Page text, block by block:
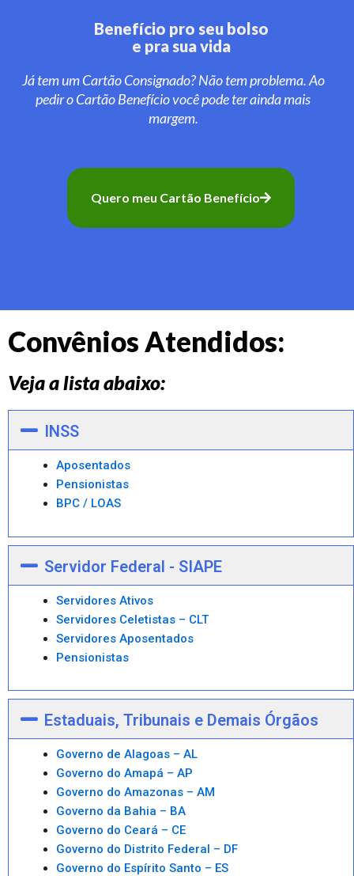
Benefício pro seu bolso
e pra sua vida
Já tem um Cartão Consignado? Não tem problema. Ao
pedir o Cartão Benefício você pode ter ainda mais
margem.
Quero meu Cartão Benefício
Convênios Atendidos:
Veja a lista abaixo:
INSS
Aposentados
Pensionistas
BPC / LOAS
Servidor Federal - SIAPE
Servidores Ativos
Servidores Celetistas – CLT
Servidores Aposentados
Pensionistas
Estaduais, Tribunais e Demais Órgãos
Governo de Alagoas – AL
Governo do Amapá – AP
Governo do Amazonas – AM
Governo da Bahia – BA
Governo do Ceará – CE
Governo do Distrito Federal – DF
Governo do Espírito Santo – ES